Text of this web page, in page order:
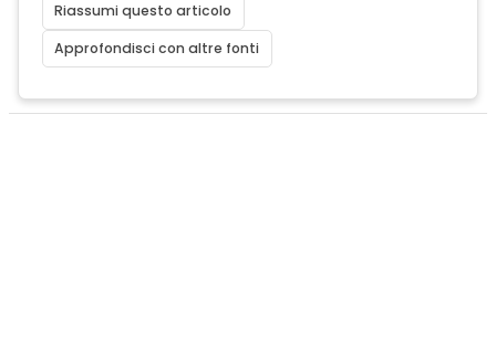
Riassumi questo articolo
Approfondisci con altre fonti